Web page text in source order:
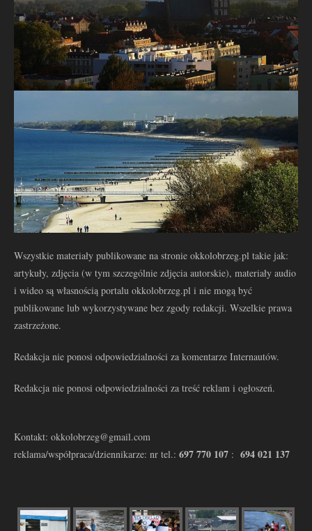
Wszystkie materiały publikowane na stronie okkolobrzeg.pl takie jak:
artykuły, zdjęcia (w tym szczególnie zdjęcia autorskie), materiały audio
i wideo są własnością portalu okkolobrzeg.pl i nie mogą być
publikowane lub wykorzystywane bez zgody redakcji. Wszelkie prawa
zastrzeżone.
Redakcja nie ponosi odpowiedzialności za komentarze Internautów.
Redakcja nie ponosi odpowiedzialności za treść reklam i ogłoszeń.
Kontakt: okkolobrzeg@gmail.com
reklama/współpraca/dziennikarze: nr tel.: 697 770 107 : 694 021 137